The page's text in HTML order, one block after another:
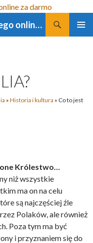
Nauka angielskiego i niemieckiego online za darmo
» Historia i kultura » Co to jest
Królestwo…
niż wszystkie
ma on na celu
są najczęściej źle
Polaków, ale również
Poza tym ma być
i przyznaniem się do